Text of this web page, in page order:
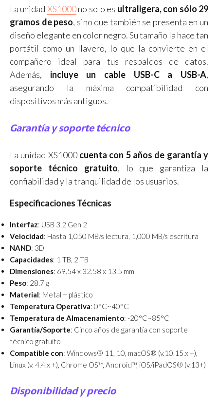
La unidad XS1000no solo es ultraligera, con sólo 29
gramos de peso, sino que también se presenta en un
diseño elegante en color negro. Su tamaño la hace tan
portátil como un llavero, lo que la convierte en el
compañero ideal para tus respaldos de datos.
Además, incluye un cable USB-C a USB-A,
asegurando la máxima compatibilidad con
dispositivos más antiguos.
Garantía y soporte técnico
La unidad XS1000 cuenta con 5 años de garantía y
soporte técnico gratuito, lo que garantiza la
confiabilidad y la tranquilidad de los usuarios.
Especificaciones Técnicas
Interfaz: USB 3.2 Gen 2
Velocidad: Hasta 1,050 MB/s lectura, 1,000 MB/s escritura
NAND: 3D
Capacidades: 1 TB, 2 TB
Dimensiones: 69.54 x 32.58 x 13.5 mm
Peso: 28.7 g
Material: Metal + plástico
Temperatura Operativa: 0°C~40°C
Temperatura de Almacenamiento: -20°C~85°C
Garantía/Soporte: Cinco años de garantía con soporte
técnico gratuito
Compatible con: Windows® 11, 10, macOS® (v.10.15.x +),
Linux (v. 4.4.x +), Chrome OS™, Android™, iOS/iPadOS® (v.13+)
Disponibilidad y precio